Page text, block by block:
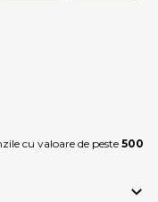
cu valoare de peste500